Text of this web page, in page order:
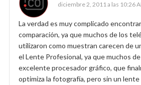
diciembre 2, 2011 a las 10:26
La verdad es muy complicado
comparación, ya que muchos de los
utilizaron como muestran carecen de
el Lente Profesional, ya que muchos
excelente procesador gráfico, que
optimiza la fotografía, pero sin un lente